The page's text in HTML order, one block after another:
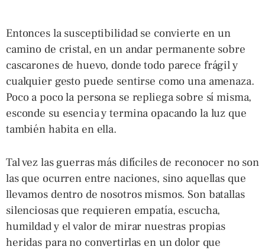
Entonces la susceptibilidad se convierte en un
camino de cristal, en un andar permanente sobre
cascarones de huevo, donde todo parece frágil y
cualquier gesto puede sentirse como una amenaza.
Poco a poco la persona se repliega sobre sí misma,
esconde su esencia y termina opacando la luz que
también habita en ella.
Tal vez las guerras más difíciles de reconocer no son
las que ocurren entre naciones, sino aquellas que
llevamos dentro de nosotros mismos. Son batallas
silenciosas que requieren empatía, escucha,
humildad y el valor de mirar nuestras propias
heridas para no convertirlas en un dolor que